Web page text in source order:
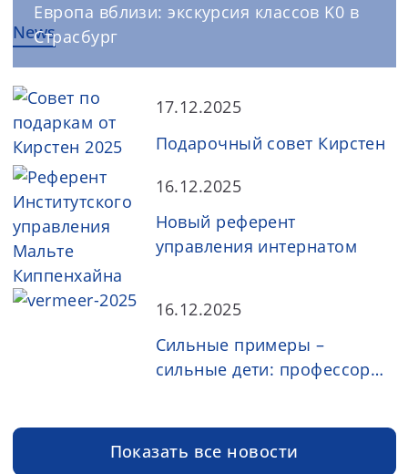
News
Европа вблизи: экскурсия классов K0 в
Страсбург
17.12.2025
Подарочный совет Кирстен
16.12.2025
Новый референт
управления интернатом
16.12.2025
Сильные примеры –
сильные дети: профессор
Показать все новости